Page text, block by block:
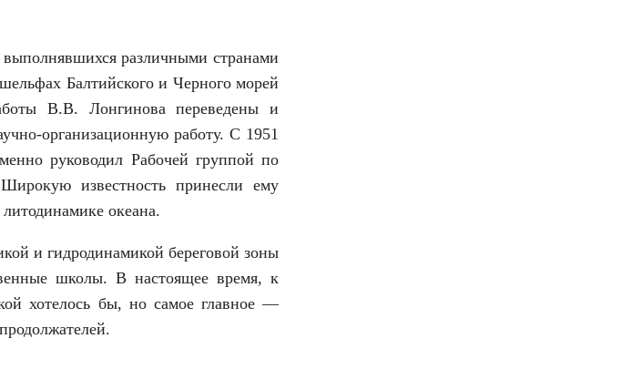
различными странами
Балтийского и Черного морей
В.В. Лонгинова переведены и
организационную работу. С 1951
руководил Рабочей группой по
известность принесли ему
океана.
и гидродинамикой береговой зоны
школы. В настоящее время, к
хотелось бы, но самое главное —